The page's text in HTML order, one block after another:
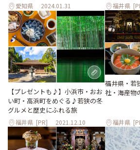
愛知県 2024.01.31 福井県
【プレゼントも♪】小浜市・おお
い町・高浜町をめぐる♪若狭の冬
グルメと歴史にふれる旅
福井県 [PR] 2021.12.10
福井県・若
社・海産物
福井県